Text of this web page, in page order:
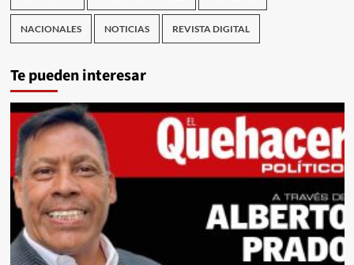
NACIONALES NOTICIAS REVISTA DIGITAL
Te pueden interesar